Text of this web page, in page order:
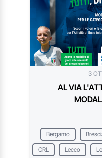
3
AL VIA
Bergamo
CRL Lecco